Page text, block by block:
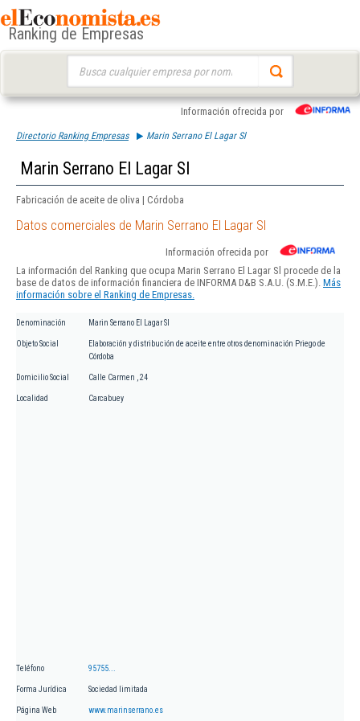
Ranking de Empresas
Información ofrecida por
Directorio Ranking Empresas Marin Serrano El Lagar Sl
Marin Serrano El Lagar Sl
Fabricación de aceite de oliva | Córdoba
Datos comerciales de Marin Serrano El Lagar Sl
Información ofrecida por
La información del Ranking que ocupa Marin Serrano El Lagar Sl procede de la
base de datos de información financiera de INFORMA D&B S.A.U. (S.M.E.). Más
información sobre el Ranking de Empresas.
Denominación Marin Serrano El Lagar Sl
Objeto Social
Elaboración y distribución de aceite entre otros denominación Priego de
Córdoba
Domicilio Social Calle Carmen , 24
Localidad Carcabuey
Teléfono 95755...
Forma Jurídica Sociedad limitada
Página Web www.marinserrano.es